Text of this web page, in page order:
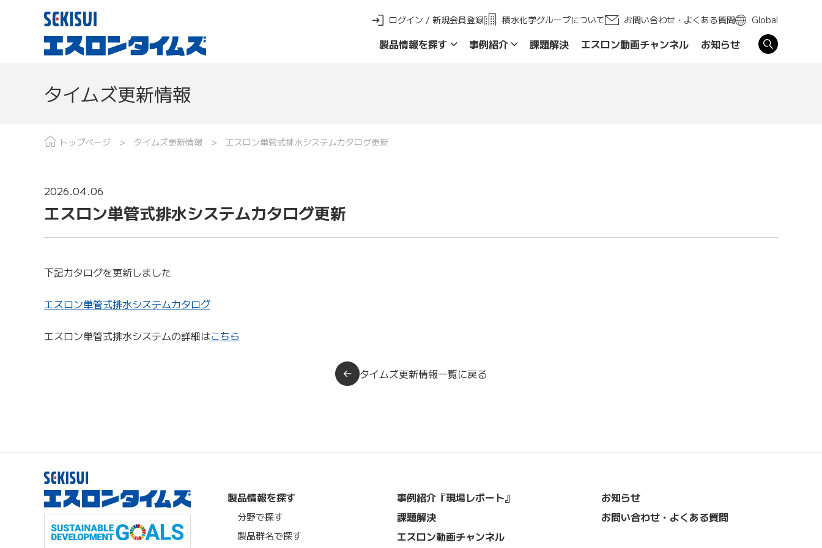
製品情報を探す 事例紹介 課題解決 エスロン動画チャンネル お知らせ
ログイン / 新規会員登録 積水化学グループについて お問い合わせ・よくある質問 Global
タイムズ更新情報
トップページ タイムズ更新情報 エスロン単管式排水システムカタログ更新
2026.04.06
エスロン単管式排水システムカタログ更新
下記カタログを更新しました
エスロン単管式排水システムカタログ
エスロン単管式排水システムの詳細はこちら
タイムズ更新情報一覧に戻る
製品情報を探す
分野で探す
製品群名で探す
事例紹介『現場レポート』
課題解決
エスロン動画チャンネル
お知らせ
お問い合わせ・よくある質問